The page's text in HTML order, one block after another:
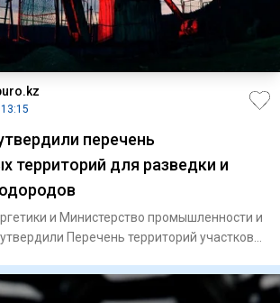
перечень
территорий для разведки и
и Министерство промышленности и
Перечень территорий участков